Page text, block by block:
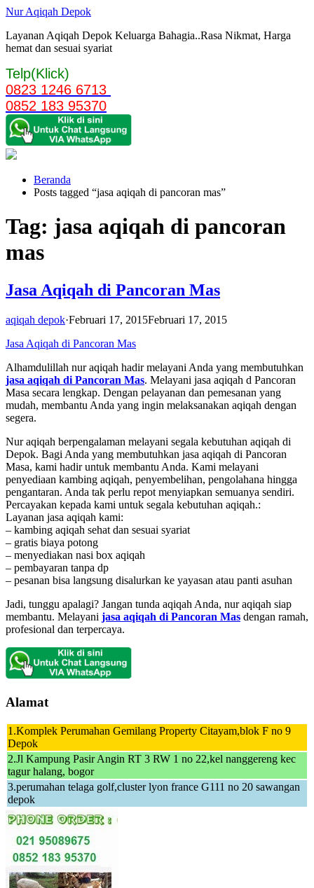
Langsung
konten
Nur Aqiqah Depok
Layanan Aqiqah Depok Keluarga Bahagia..Rasa Nikmat, Harga
hemat dan sesuai syariat
Telp(Klick)
0823 1246 6713
0852 183 95370
Beranda
Posts tagged “jasa aqiqah di pancoran mas”
Tag: jasa aqiqah di pancoran
mas
Jasa Aqiqah di Pancoran Mas
aqiqah depok·Februari 17, 2015Februari 17, 2015
Jasa Aqiqah di Pancoran Mas
Alhamdulillah nur aqiqah hadir melayani Anda yang membutuhkan
jasa aqiqah di Pancoran Mas. Melayani jasa aqiqah d Pancoran
Masa secara lengkap. Dengan pelayanan dan pemesanan yang
mudah, membantu Anda yang ingin melaksanakan aqiqah dengan
segera.
Nur aqiqah berpengalaman melayani segala kebutuhan aqiqah di
Depok. Bagi Anda yang membutuhkan jasa aqiqah di Pancoran
Masa, kami hadir untuk membantu Anda. Kami melayani
penyediaan kambing aqiqah, penyembelihan, pengolahana hingga
pengantaran. Anda tak perlu repot menyiapkan semuanya sendiri.
Percayakan kepada kami untuk segala kebutuhan aqiqah.:
Layanan jasa aqiqah kami:
– kambing aqiqah sehat dan sesuai syariat
– gratis biaya potong
– menyediakan nasi box aqiqah
– pembayaran tanpa dp
– pesanan bisa langsung disalurkan ke yayasan atau panti asuhan
Jadi, tunggu apalagi? Jangan tunda aqiqah Anda, nur aqiqah siap
membantu. Melayani jasa aqiqah di Pancoran Mas dengan ramah,
profesional dan terpercaya.
Alamat
1.Komplek Perumahan Gemilang Property Citayam,blok F no 9
Depok
2.Jl Kampung Pasir Angin RT 3 RW 1 no 22,kel nanggereng kec
tagur halang, bogor
3.perumahan telaga golf,cluster lyon france G111 no 20 sawangan
depok